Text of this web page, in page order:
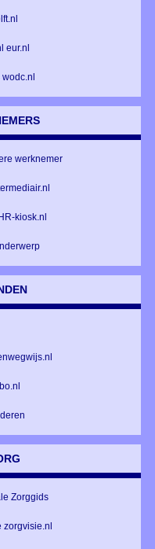
eur.nl
werknemer
kiosk.nl
Zorggids